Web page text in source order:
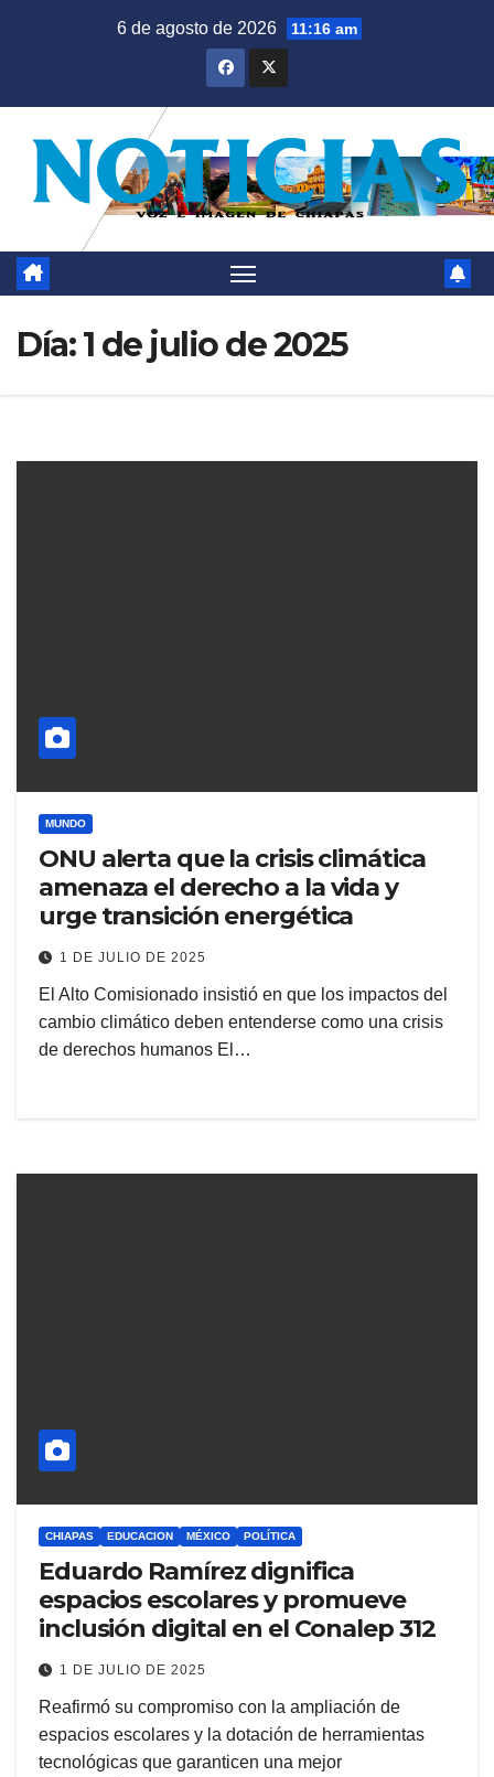
6 de agosto de 2026 11:16 am
Día:1 de julio de 2025
MUNDO
ONU alerta que la crisis climática
amenaza el derecho a la vida y
urge transición energética
1 DE JULIO DE 2025
El Alto Comisionado insistió en que los impactos del
cambio climático deben entenderse como una crisis
de derechos humanos El…
CHIAPAS EDUCACION MÉXICO POLÍTICA
Eduardo Ramírez dignifica
espacios escolares y promueve
inclusión digital en el Conalep 312
1 DE JULIO DE 2025
Reafirmó su compromiso con la ampliación de
espacios escolares y la dotación de herramientas
tecnológicas que garanticen una mejor